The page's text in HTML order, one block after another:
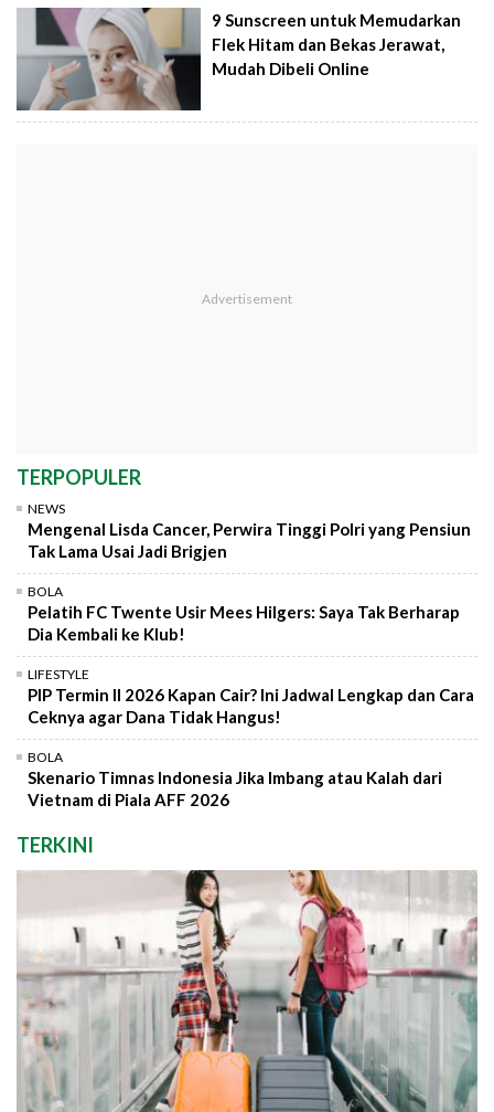
9 Sunscreen untuk Memudarkan
Flek Hitam dan Bekas Jerawat,
Mudah Dibeli Online
TERPOPULER
NEWS
Mengenal Lisda Cancer, Perwira Tinggi Polri yang Pensiun
Tak Lama Usai Jadi Brigjen
BOLA
Pelatih FC Twente Usir Mees Hilgers: Saya Tak Berharap
Dia Kembali ke Klub!
LIFESTYLE
PIP Termin II 2026 Kapan Cair? Ini Jadwal Lengkap dan Cara
Ceknya agar Dana Tidak Hangus!
BOLA
Skenario Timnas Indonesia Jika Imbang atau Kalah dari
Vietnam di Piala AFF 2026
TERKINI